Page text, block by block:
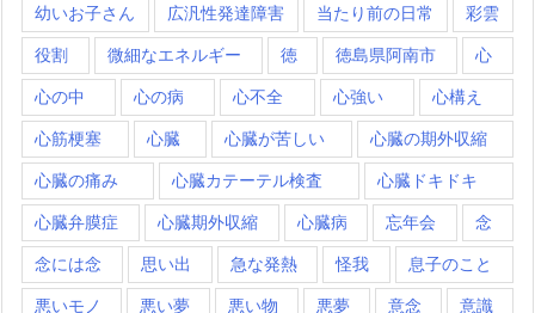
幼いお子さん 広汎性発達障害 当たり前の日常 彩雲
役割 微細なエネルギー 徳 徳島県阿南市 心
心の中 心の病 心不全 心強い 心構え
心筋梗塞 心臓 心臓が苦しい 心臓の期外収縮
心臓の痛み 心臓カテーテル検査 心臓ドキドキ
心臓弁膜症 心臓期外収縮 心臓病 忘年会 念
念には念 思い出 急な発熱 怪我 息子のこと
悪いモノ 悪い夢 悪い物 悪夢 意念 意識